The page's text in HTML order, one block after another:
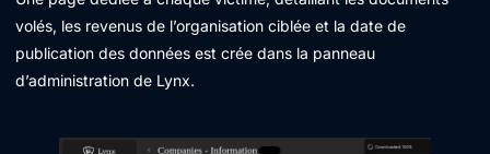
volés, les revenus de l’organisation ciblée et la date de
publication des données est crée dans la panneau
d’administration de Lynx.